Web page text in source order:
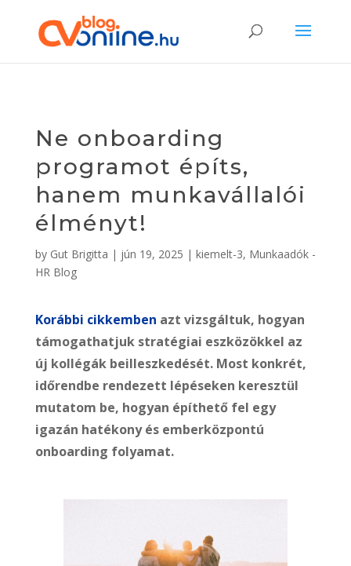
Ne onboarding
programot építs,
hanem munkavállalói
élményt!
by Gut Brigitta | jún 19, 2025 | kiemelt-3, Munkaadók -
HR Blog
Korábbi cikkemben azt vizsgáltuk, hogyan
támogathatjuk stratégiai eszközökkel az
új kollégák beilleszkedését. Most konkrét,
időrendbe rendezett lépéseken keresztül
mutatom be, hogyan építhető fel egy
igazán hatékony és emberközpontú
onboarding folyamat.